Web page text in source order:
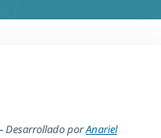
Desarrollado porAnariel